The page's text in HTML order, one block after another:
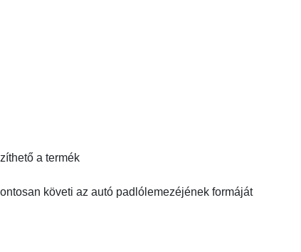
a termék
követi az autó padlólemezéjének formáját